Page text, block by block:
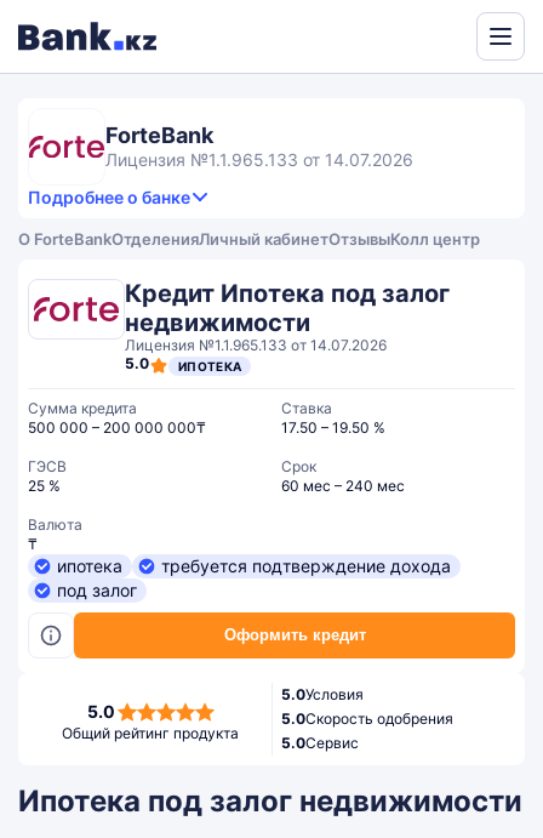
ForteBank
Лицензия №1.1.965.133 от 14.07.2026
Подробнее о банке
3.4
3,4
rating
3.8
Продукты и услуги
О ForteBankОтделенияЛичный кабинетОтзывыКолл центр
Кредит Ипотека под залог
недвижимости
Лицензия №1.1.965.133 от 14.07.2026
5.0
ИПОТЕКА
Оформить кредит
Сумма кредита
500 000 – 200 000 000₸
Ставка
17.50 – 19.50 %
ГЭСВ
25 %
Срок
60 мес – 240 мес
Валюта
₸
ипотека
требуется подтверждение дохода
под залог
5.0
Общий рейтинг продукта
5.0Условия
5.0Скорость одобрения
5.0Сервис
Ипотека под залог недвижимости